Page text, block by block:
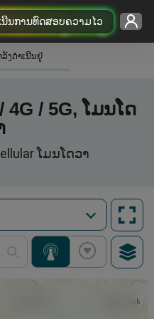
ນີນການທົດສອບຄວາມໄວ
ງດໍາເນີນຢູ່
/ 5G, ໂມນໂດ
ໂມນໂດວາ